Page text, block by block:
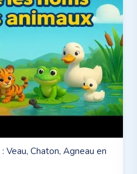
Veau, Chaton, Agneau en